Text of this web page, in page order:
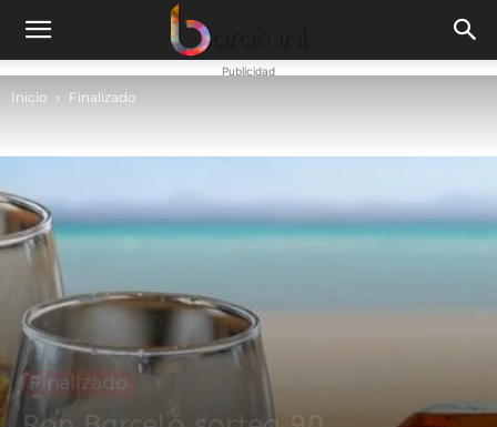
Publicidad
Inicio Finalizado
Finalizado